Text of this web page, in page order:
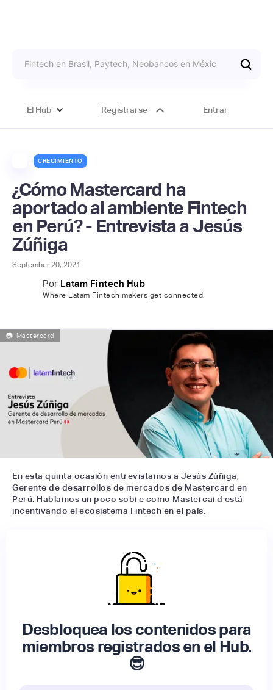
El Hub Registrarse Entrar
CRECIMIENTO
¿Cómo Mastercard ha
aportado al ambiente Fintech
en Perú? - Entrevista a Jesús
Zúñiga
September 20, 2021
Por Latam Fintech Hub
Where Latam Fintech makers get connected.
📷 Mastercard
En esta quinta ocasión entrevistamos a Jesús Zúñiga,
Gerente de desarrollos de mercados de Mastercard en
Perú. Hablamos un poco sobre como Mastercard está
incentivando el ecosistema Fintech en el país.
Desbloquea los contenidos para
miembros registrados en el Hub.
😎